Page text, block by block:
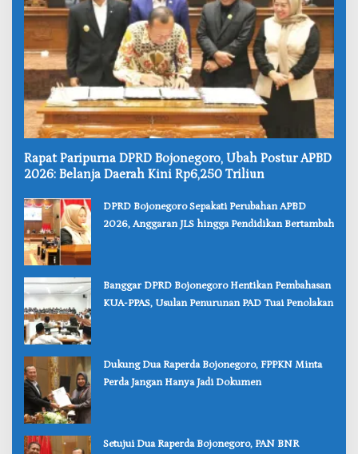
‎Rapat Paripurna DPRD Bojonegoro, Ubah Postur APBD
2026: Belanja Daerah Kini Rp6,250 Triliun
‎DPRD Bojonegoro Sepakati Perubahan APBD
2026, Anggaran JLS hingga Pendidikan Bertambah
‎Banggar DPRD Bojonegoro Hentikan Pembahasan
KUA-PPAS, Usulan Penurunan PAD Tuai Penolakan
‎Dukung Dua Raperda Bojonegoro, FPPKN Minta
Perda Jangan Hanya Jadi Dokumen
‎Setujui Dua Raperda Bojonegoro, PAN BNR